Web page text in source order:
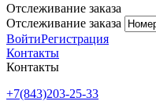
Отслеживание заказа
Отслеживание заказа
ВойтиРегистрация
Контакты
Контакты
+7(843)203-25-33